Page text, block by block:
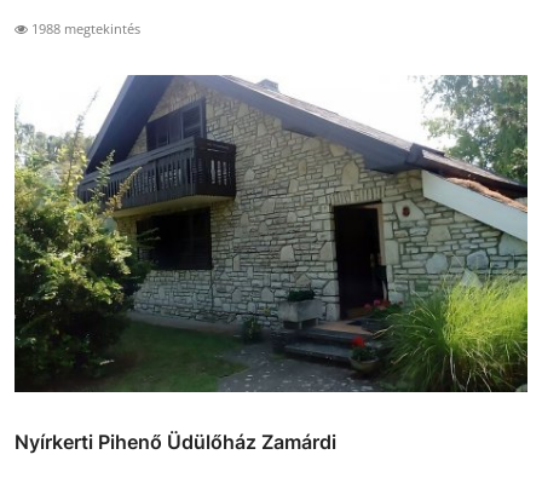
1988 megtekintés
Nyírkerti Pihenő Üdülőház Zamárdi